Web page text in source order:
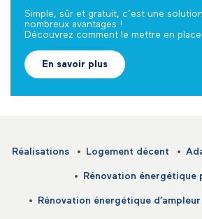
Simple, sûr et gratuit, c’est une
nombreux avantages !
Découvrez comment le mettre en place.
En savoir plus
Réalisations Logement décent
Rénovation énergétique
Rénovation énergétique d’ampleur